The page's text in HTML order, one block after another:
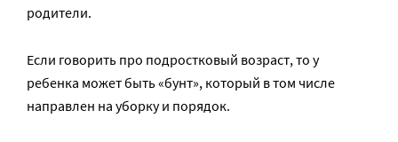
родители.
Если говорить про подростковый возраст, то у
ребенка может быть «бунт», который в том числе
направлен на уборку и порядок.